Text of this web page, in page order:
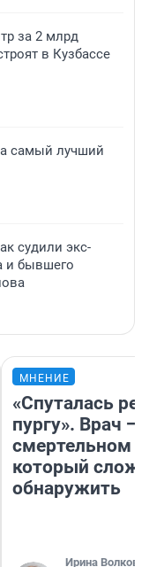
за 2 млрд
в Кузбассе
самый лучший
судили экс-
и бывшего
МНЕНИЕ
«Спуталась
пургу». Врач —
смертельном
который
обнаружить
Ирина Волкова